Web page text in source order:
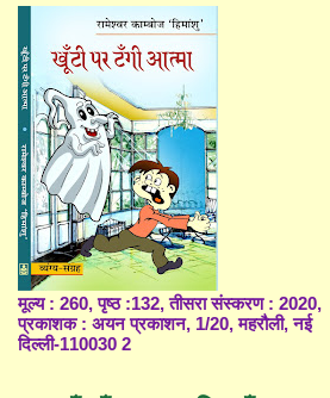
मूल्य : 260, पृष्ठ :132, तीसरा संस्करण : 2020,
प्रकाशक : अयन प्रकाशन, 1/20, महरौली, नई
दिल्ली-110030 2